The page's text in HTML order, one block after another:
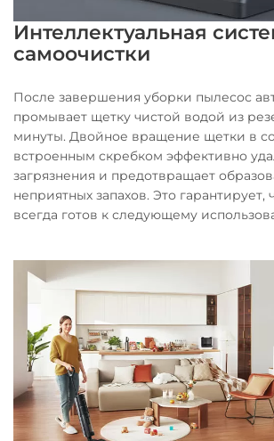
Интеллектуальная
самоочистки
После завершения уборки пылесос
промывает щетку чистой водой из
минуты. Двойное вращение щетки в
встроенным скребком эффективно
загрязнения и предотвращает
неприятных запахов. Это гарантирует,
всегда готов к следующему